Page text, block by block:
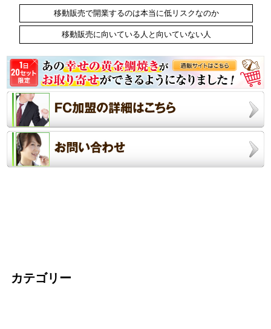
移動販売で開業するのは本当に低リスクなのか
移動販売に向いている人と向いていない人
カテゴリー